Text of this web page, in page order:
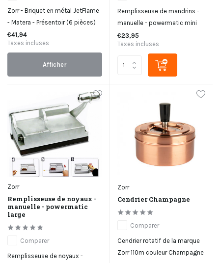
Zorr - Briquet en métal JetFlame
- Matera - Présentoir (6 pièces)
€41,94
Taxes incluses
Afficher
Remplisseuse de mandrins -
manuelle - powermatic mini
€23,95
Taxes incluses
Zorr
Remplisseuse de noyaux -
manuelle - powermatic
large
Comparer
Remplisseuse de noyaux -
Zorr
Cendrier Champagne
Comparer
Cendrier rotatif de la marque
Zorr 110m couleur Champagne